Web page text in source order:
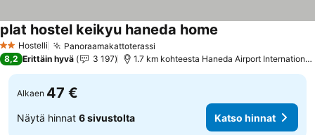
2 Tähtiluokitus
Hostelli Panoraamakattoterassi
plat hostel keikyu haneda home
8,2 Erittäin hyvä 3 197 1.7 km kohteesta Haneda Airport
Alkaen 47 €
Näytä hinnat 6 sivustolta Katso hinnat